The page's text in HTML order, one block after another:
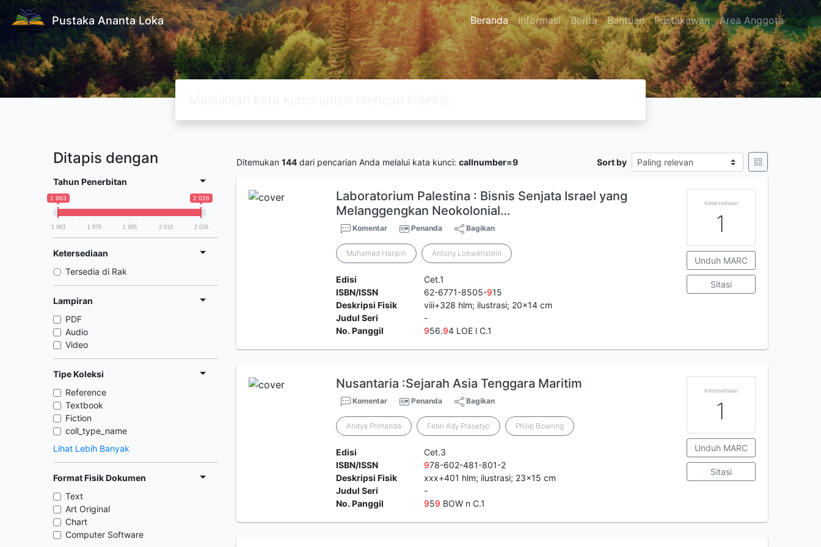
Pustaka Ananta Loka Beranda Informasi Berita Bantuan Pustakawan Area Anggota
Ditapis dengan
Tahun Penerbitan
1 963 2 026
1 963 1 979 1 995 2 010 2 026
Ketersediaan
Tersedia di Rak
Lampiran
PDF
Audio
Video
Tipe Koleksi
Reference
Textbook
Fiction
coll_type_name
Lihat Lebih Banyak
Format Fisik Dokumen
Text
Art Original
Chart
Computer Software
Ditemukan 144 dari pencarian Anda melalui kata kunci: callnumber=9 Sort by
Laboratorium Palestina : Bisnis Senjata Israel yang
Melanggengkan Neokolonial…
Komentar Penanda Bagikan
Muhamad Haripin Antony Loewenstein
Edisi
Cet.1
ISBN/ISSN
62-6771-8505-915
Deskripsi Fisik
viii+328 hlm; ilustrasi; 20x14 cm
Judul Seri
-
No. Panggil
956.94 LOE l C.1
Ketersediaan
1
Unduh MARC
Sitasi
Nusantaria :Sejarah Asia Tenggara Maritim
Komentar Penanda Bagikan
Andya Primanda Febri Ady Prasetyo Philip Bowring
Edisi
Cet.3
ISBN/ISSN
978-602-481-801-2
Deskripsi Fisik
xxx+401 hlm; ilustrasi; 23x15 cm
Judul Seri
-
No. Panggil
959 BOW n C.1
Ketersediaan
1
Unduh MARC
Sitasi